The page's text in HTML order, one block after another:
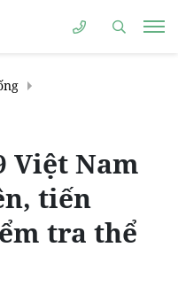
Việt Nam
tiến
tra thể